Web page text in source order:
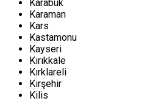
Karabük
Karaman
Kars
Kastamonu
Kayseri
Kırıkkale
Kırklareli
Kırşehir
Kilis